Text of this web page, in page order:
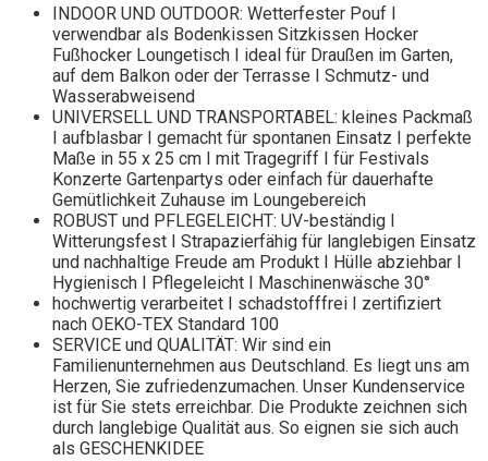
INDOOR UND OUTDOOR: Wetterfester Pouf I
verwendbar als Bodenkissen Sitzkissen Hocker
Fußhocker Loungetisch I ideal für Draußen im Garten,
auf dem Balkon oder der Terrasse I Schmutz- und
Wasserabweisend
UNIVERSELL UND TRANSPORTABEL: kleines Packmaß
I aufblasbar I gemacht für spontanen Einsatz I perfekte
Maße in 55 x 25 cm I mit Tragegriff I für Festivals
Konzerte Gartenpartys oder einfach für dauerhafte
Gemütlichkeit Zuhause im Loungebereich
ROBUST und PFLEGELEICHT: UV-beständig I
Witterungsfest I Strapazierfähig für langlebigen Einsatz
und nachhaltige Freude am Produkt I Hülle abziehbar I
Hygienisch I Pflegeleicht I Maschinenwäsche 30°
hochwertig verarbeitet I schadstofffrei I zertifiziert
nach OEKO-TEX Standard 100
SERVICE und QUALITÄT: Wir sind ein
Familienunternehmen aus Deutschland. Es liegt uns am
Herzen, Sie zufriedenzumachen. Unser Kundenservice
ist für Sie stets erreichbar. Die Produkte zeichnen sich
durch langlebige Qualität aus. So eignen sie sich auch
als GESCHENKIDEE